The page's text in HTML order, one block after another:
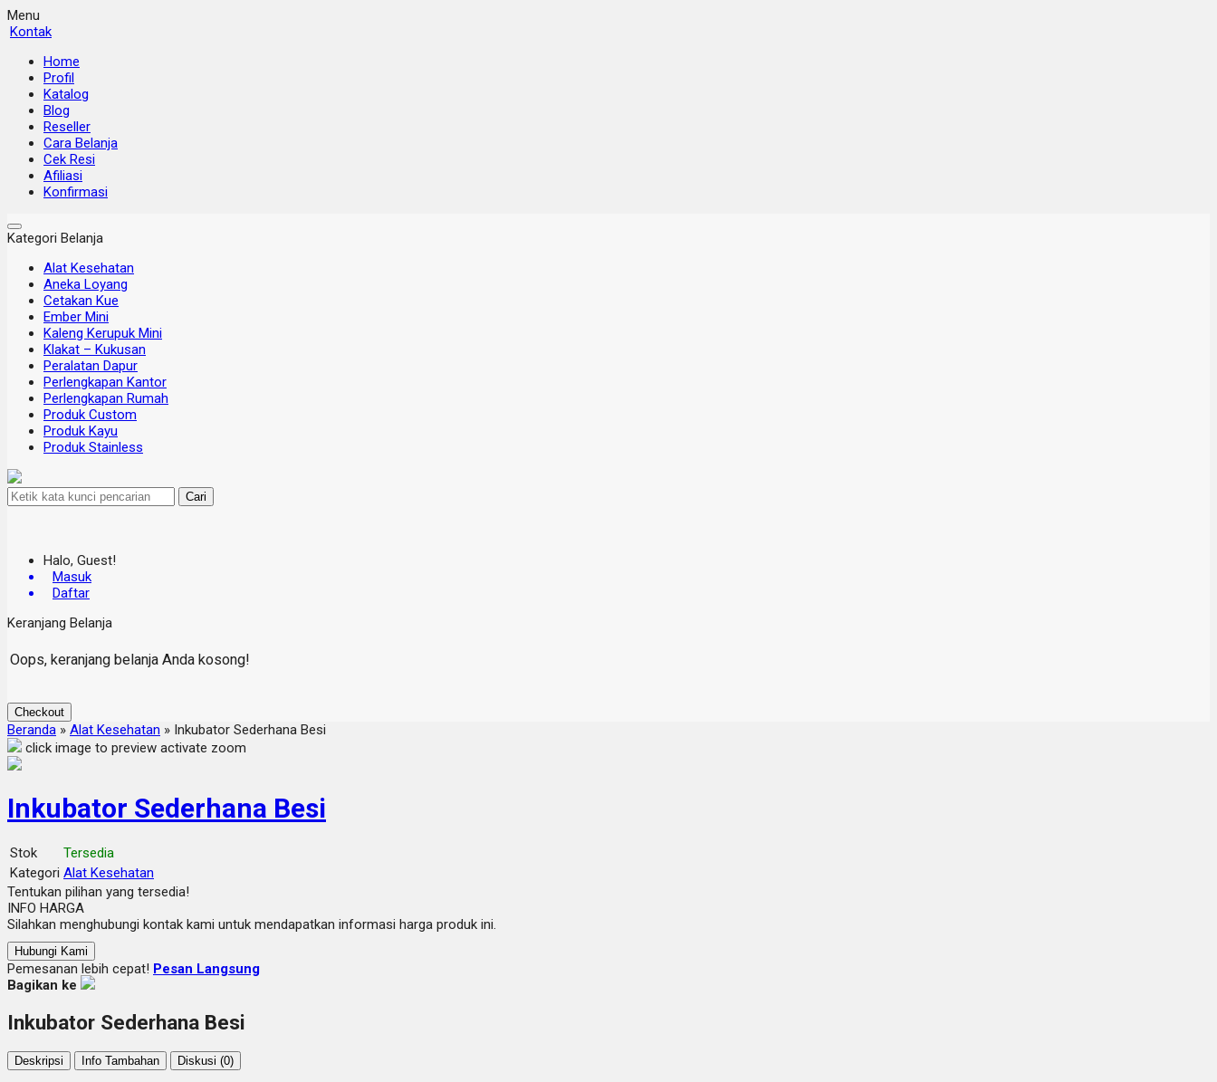
Menu
Kontak
Home
Profil
Katalog
Blog
Reseller
Cara Belanja
Cek Resi
Afiliasi
Konfirmasi
Kategori Belanja
Alat Kesehatan
Aneka Loyang
Cetakan Kue
Ember Mini
Kaleng Kerupuk Mini
Klakat – Kukusan
Peralatan Dapur
Perlengkapan Kantor
Perlengkapan Rumah
Produk Custom
Produk Kayu
Produk Stainless
Cari
Halo, Guest!
Masuk
Daftar
Keranjang Belanja
Oops, keranjang belanja Anda kosong!
Checkout
Beranda » Alat Kesehatan » Inkubator Sederhana Besi
click image to preview activate zoom
Inkubator Sederhana Besi
Stok
Tersedia
Kategori Alat Kesehatan
Tentukan pilihan yang tersedia!
INFO HARGA
Silahkan menghubungi kontak kami untuk mendapatkan informasi harga produk ini.
Hubungi Kami
Pemesanan lebih cepat! Pesan Langsung
Bagikan ke
Inkubator Sederhana Besi
Deskripsi Info Tambahan Diskusi (0)